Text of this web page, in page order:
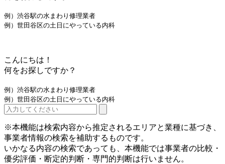
例）渋谷駅の水まわり修理業者
例）世田谷区の土日にやっている内科
こんにちは！
何をお探しですか？
例）渋谷駅の水まわり修理業者
例）世田谷区の土日にやっている内科
※本機能は検索内容から推定されるエリアと業種に基づき、
事業者情報の検索を補助するものです。
いかなる内容の検索であっても、本機能では事業者の比較・
優劣評価・断定的判断・専門的判断は行いません。